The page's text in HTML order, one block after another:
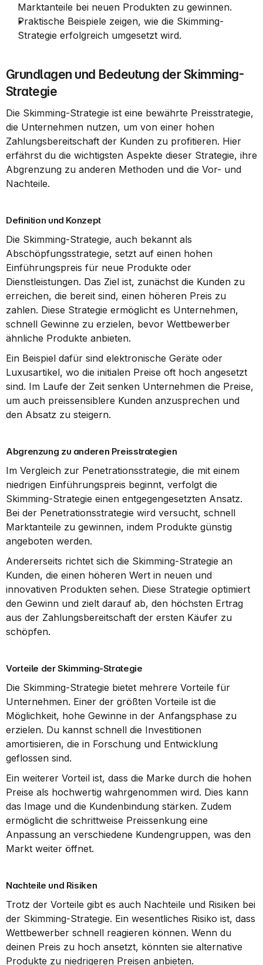
Marktanteile bei neuen Produkten zu gewinnen.
Praktische Beispiele zeigen, wie die Skimming-
Strategie erfolgreich umgesetzt wird.
Grundlagen und Bedeutung der Skimming-
Strategie
Die Skimming-Strategie ist eine bewährte Preisstrategie,
die Unternehmen nutzen, um von einer hohen
Zahlungsbereitschaft der Kunden zu profitieren. Hier
erfährst du die wichtigsten Aspekte dieser Strategie, ihre
Abgrenzung zu anderen Methoden und die Vor- und
Nachteile.
Definition und Konzept
Die Skimming-Strategie, auch bekannt als
Abschöpfungsstrategie, setzt auf einen hohen
Einführungspreis für neue Produkte oder
Dienstleistungen. Das Ziel ist, zunächst die Kunden zu
erreichen, die bereit sind, einen höheren Preis zu
zahlen. Diese Strategie ermöglicht es Unternehmen,
schnell Gewinne zu erzielen, bevor Wettbewerber
ähnliche Produkte anbieten.
Ein Beispiel dafür sind elektronische Geräte oder
Luxusartikel, wo die initialen Preise oft hoch angesetzt
sind. Im Laufe der Zeit senken Unternehmen die Preise,
um auch preissensiblere Kunden anzusprechen und
den Absatz zu steigern.
Abgrenzung zu anderen Preisstrategien
Im Vergleich zur Penetrationsstrategie, die mit einem
niedrigen Einführungspreis beginnt, verfolgt die
Skimming-Strategie einen entgegengesetzten Ansatz.
Bei der Penetrationsstrategie wird versucht, schnell
Marktanteile zu gewinnen, indem Produkte günstig
angeboten werden.
Andererseits richtet sich die Skimming-Strategie an
Kunden, die einen höheren Wert in neuen und
innovativen Produkten sehen. Diese Strategie optimiert
den Gewinn und zielt darauf ab, den höchsten Ertrag
aus der Zahlungsbereitschaft der ersten Käufer zu
schöpfen.
Vorteile der Skimming-Strategie
Die Skimming-Strategie bietet mehrere Vorteile für
Unternehmen. Einer der größten Vorteile ist die
Möglichkeit, hohe Gewinne in der Anfangsphase zu
erzielen. Du kannst schnell die Investitionen
amortisieren, die in Forschung und Entwicklung
geflossen sind.
Ein weiterer Vorteil ist, dass die Marke durch die hohen
Preise als hochwertig wahrgenommen wird. Dies kann
das Image und die Kundenbindung stärken. Zudem
ermöglicht die schrittweise Preissenkung eine
Anpassung an verschiedene Kundengruppen, was den
Markt weiter öffnet.
Nachteile und Risiken
Trotz der Vorteile gibt es auch Nachteile und Risiken bei
der Skimming-Strategie. Ein wesentliches Risiko ist, dass
Wettbewerber schnell reagieren können. Wenn du
deinen Preis zu hoch ansetzt, könnten sie alternative
Produkte zu niedrigeren Preisen anbieten.